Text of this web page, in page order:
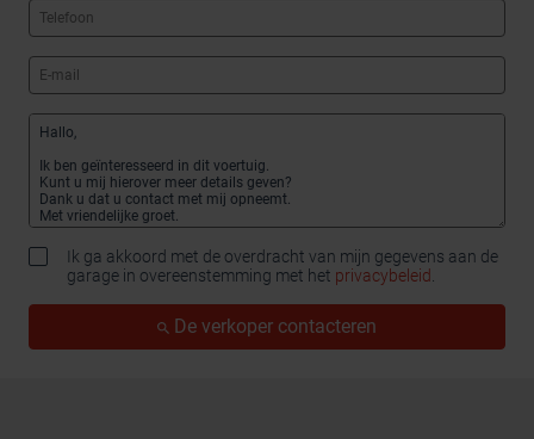
Ik ga akkoord met de overdracht van mijn gegevens aan de
garage in overeenstemming met het privacybeleid.
De verkoper contacteren